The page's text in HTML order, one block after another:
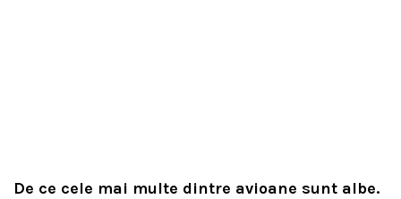
De ce cele mai multe dintre avioane sunt albe.